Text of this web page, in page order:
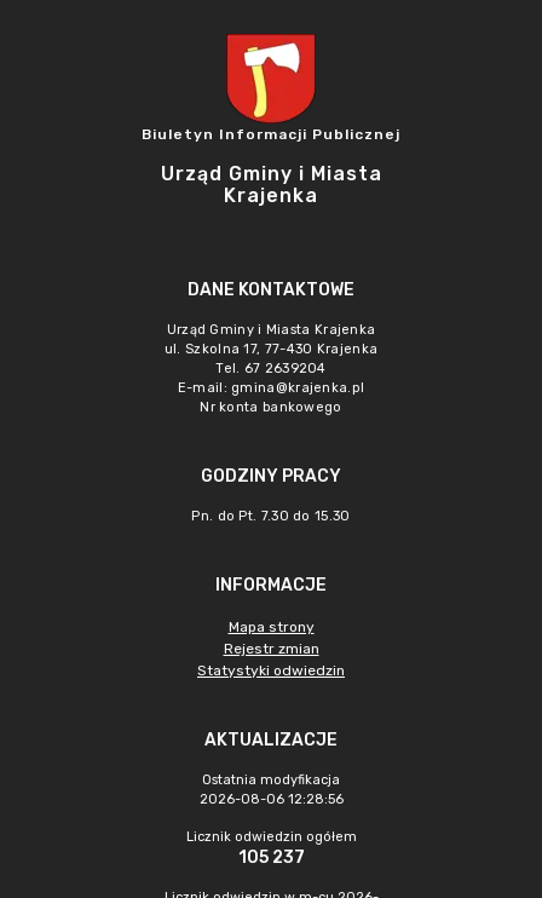
Biuletyn Informacji Publicznej
Urząd Gminy i Miasta
Krajenka
DANE KONTAKTOWE
Urząd Gminy i Miasta Krajenka
ul. Szkolna 17, 77-430 Krajenka
Tel. 67 2639204
E-mail: gmina@krajenka.pl
Nr konta bankowego
GODZINY PRACY
Pn. do Pt. 7.30 do 15.30
INFORMACJE
Mapa strony
Rejestr zmian
Statystyki odwiedzin
AKTUALIZACJE
Ostatnia modyfikacja
2026-08-06 12:28:56
Licznik odwiedzin ogółem
105 237